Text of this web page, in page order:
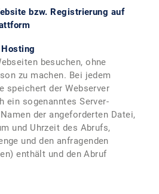
bzw. Registrierung auf
besuchen, ohne
zu machen. Bei jedem
speichert der Webserver
ein sogenanntes Server-
der angeforderten Datei,
und Uhrzeit des Abrufs,
und den anfragenden
enthält und den Abruf